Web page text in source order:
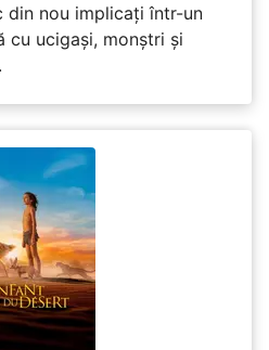
din nou implicați într-un
cu ucigași, monștri și